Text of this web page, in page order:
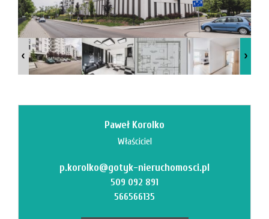
Paweł Korolko
Właściciel
p.korolko@gotyk-nieruchomosci.pl
509 092 891
566566135